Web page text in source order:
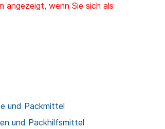
angezeigt, wenn Sie sich als
und Packmittel
und Packhilfsmittel